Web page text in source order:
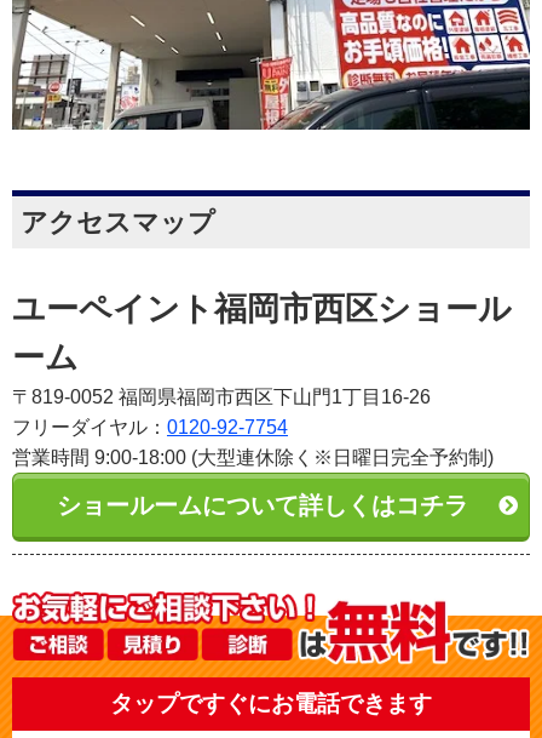
アクセスマップ
ユーペイント福岡市西区ショール
ーム
〒819-0052 福岡県福岡市西区下山門1丁目16-26
フリーダイヤル： 0120-92-7754
営業時間 9:00-18:00 (大型連休除く※日曜日完全予約制)
ショールームについて詳しくはコチラ
タップですぐにお電話できます